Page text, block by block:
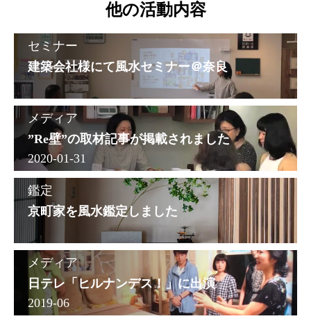
他の活動内容
セミナー
建築会社様にて風水セミナー＠奈良
メディア
”Re壁”の取材記事が掲載されました
2020-01-31
鑑定
京町家を風水鑑定しました
メディア
日テレ「ヒルナンデス！」に出演
2019-06